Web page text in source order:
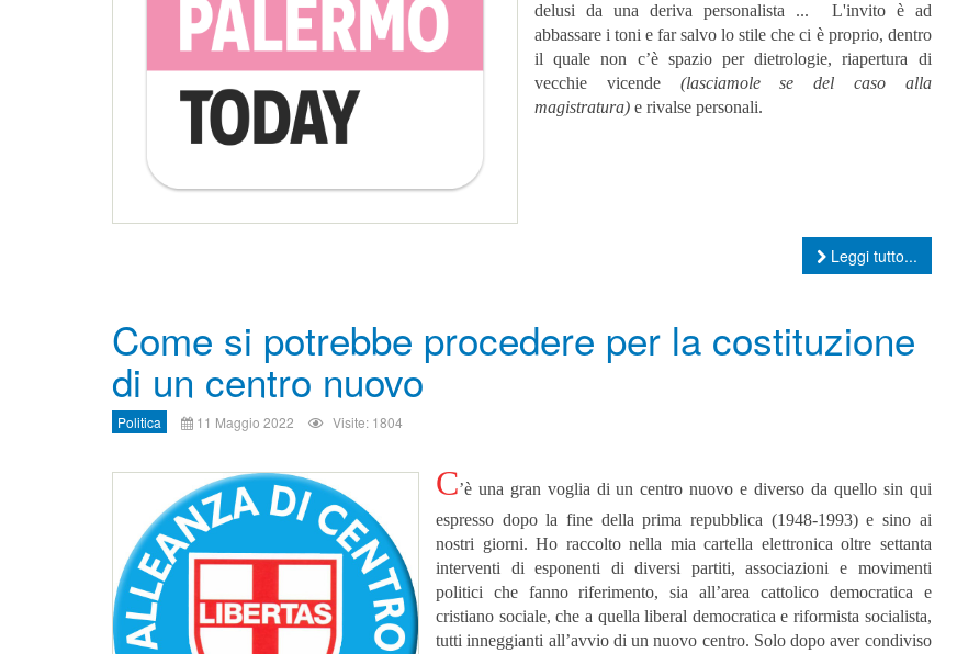
delusi da una deriva personalista ... L'invito è ad
abbassare i toni e far salvolo stile che ci è proprio, dentro
il quale non c’è spazio per dietrologie, riapertura di
vecchie vicende (lasciamole se del caso alla
magistratura) e rivalse personali.
Leggi tutto...
Come si potrebbe procedere per la costituzione
di un centro nuovo
Politica 11 Maggio 2022 Visite: 1804
C’è una gran voglia di un centro nuovo e diverso da quello sin qui
espresso dopo la fine della prima repubblica (1948-1993) e sino ai
nostri giorni. Ho raccolto nella mia cartella elettronica oltre settanta
interventi di esponenti di diversi partiti, associazioni e movimenti
politici che fanno riferimento, sia all’area cattolico democratica e
cristiano sociale, che a quella liberal democratica e riformista socialista,
tutti inneggianti all’avvio di un nuovo centro. Solo dopo aver condiviso